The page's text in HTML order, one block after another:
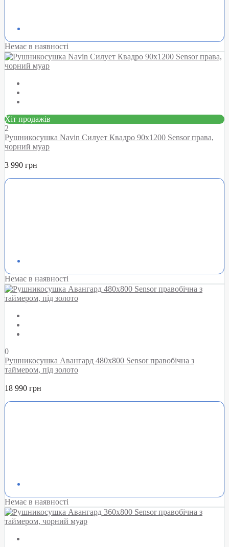
Немає в наявності
Хіт продажів
2
Рушникосушка Navin Силует Квадро 90х1200 Sensor права,
чорний муар
3 990 грн
Немає в наявності
0
Рушникосушка Авангард 480х800 Sensor правобічна з
таймером, під золото
18 990 грн
Немає в наявності